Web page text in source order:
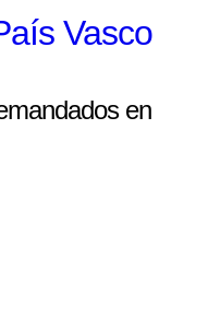
Vasco
en